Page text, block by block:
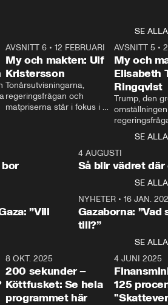
SE ALLA
27:30
AVSNITT 6 •12 FEBRUARI
My och makten: Ulf
Kristersson
Tonårsutvisningarna,
regeringsfrågan och
matpriserna står i fokus i
Rohwedder ställer
statsminister Ulf Kristersson
AVSNITT 5 •
My och
Elisabeth
Ringqvist
Trump, den
centrum i
avsnittet av
Makten”. Se
Aftonbladets
Rohwedder
Thand Ring
SE ALLA
4 AUGUSTI
Så blir vädret där
SE ALLA
”Vill
NYHETER• 16 JAN.
Gazaborna:
till?”
SE ALLA
4:29
8 OKT. 2025
200 sekunder –
Köttfusket: Se hela
programmet här
4 JUNI 2025
125